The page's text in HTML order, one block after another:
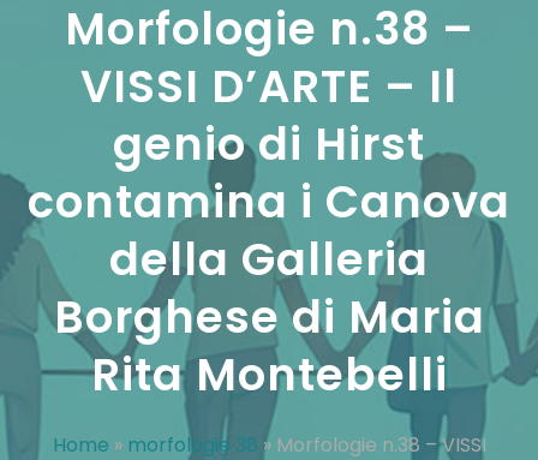
Morfologie n.38 –
VISSI D’ARTE – Il
genio di Hirst
contamina i Canova
della Galleria
Borghese di Maria
Rita Montebelli
Home » morfologie 38 » Morfologie n.38 – VISSI